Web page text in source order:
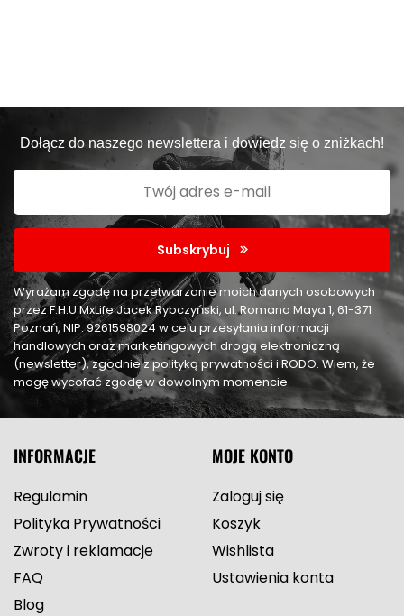
Dołącz do naszego newslettera i dowiedz się o zniżkach!
Subskrybuj
Wyrażam zgodę na przetwarzanie moich danych osobowych
przez F.H.U MxLife Jacek Rybczyński, ul. Romana Maya 1, 61-371
Poznań, NIP: 9261598024 w celu przesyłania informacji
handlowych oraz marketingowych drogą elektroniczną
(newsletter), zgodnie z polityką prywatności i RODO. Wiem, że
mogę wycofać zgodę w dowolnym momencie.
INFORMACJE
Regulamin
Polityka Prywatności
Zwroty i reklamacje
FAQ
Blog
MOJE KONTO
Zaloguj się
Koszyk
Wishlista
Ustawienia konta